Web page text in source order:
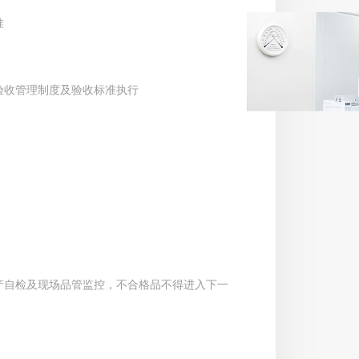
管理制度及验收标准执行
检及现场品管监控，不合格品不得进入下一